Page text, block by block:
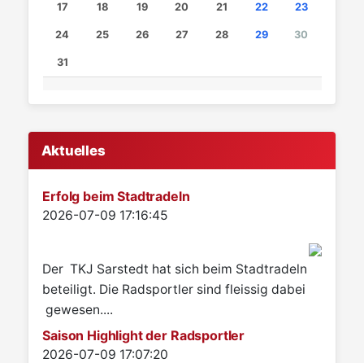
17 18 19 20 21 22 23
24 25 26 27 28 29 30
31
Aktuelles
Erfolg beim Stadtradeln
Details
2026-07-09 17:16:45
Der TKJ Sarstedt hat sich beim Stadtradeln
beteiligt. Die Radsportler sind fleissig dabei
gewesen....
Saison Highlight der Radsportler
Details
2026-07-09 17:07:20